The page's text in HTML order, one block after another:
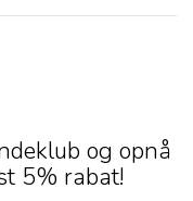
og opnå
5% rabat!